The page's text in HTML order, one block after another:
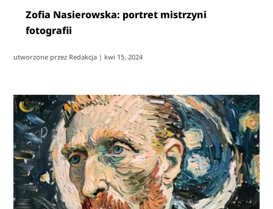
Zofia Nasierowska: portret mistrzyni
fotografii
utworzone przez Redakcja | kwi 15, 2024